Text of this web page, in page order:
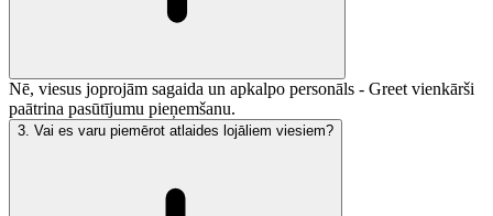
Nē, viesus joprojām sagaida un apkalpo personāls - Greet vienkārši
paātrina pasūtījumu pieņemšanu.
3 Vai es varu piemērot atlaides lojāliem viesiem?